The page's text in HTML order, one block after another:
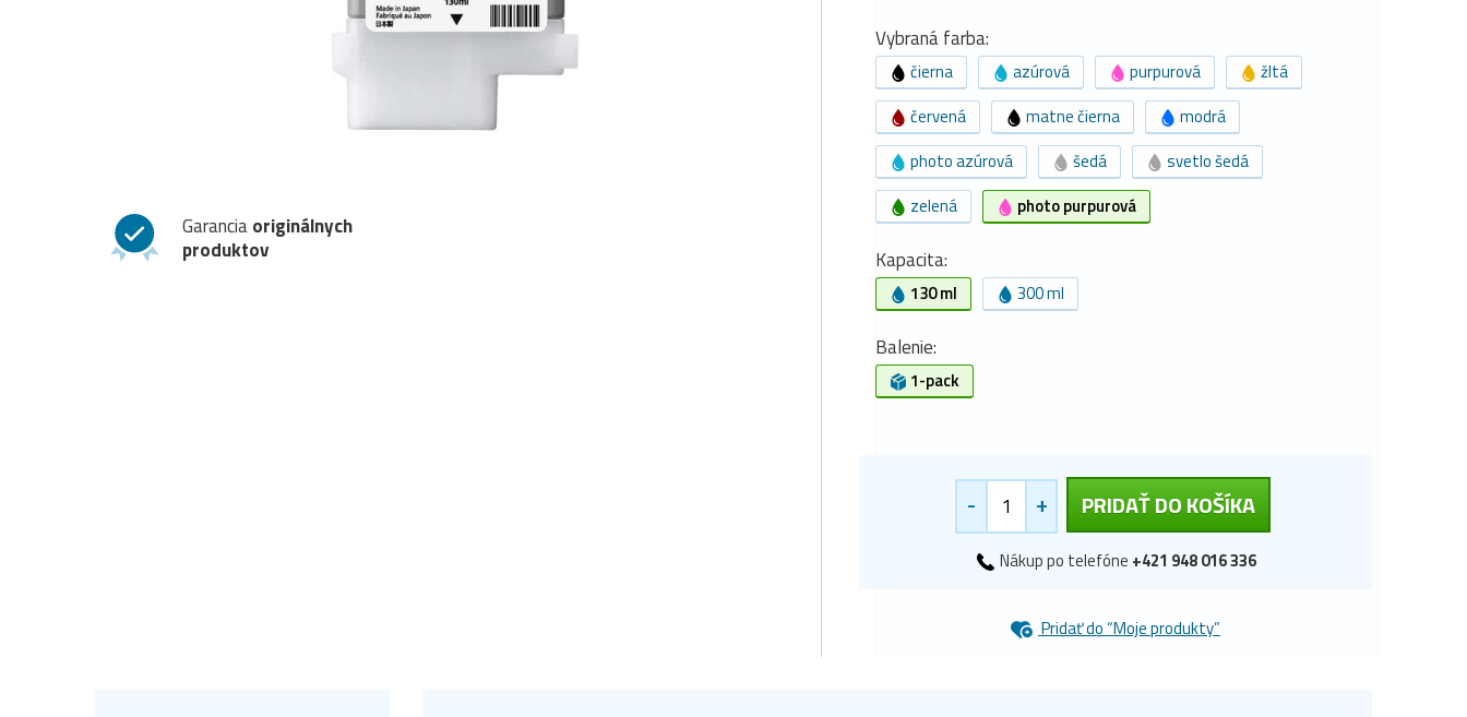
Garanciaoriginálnych
produktov
Vybraná farba:
čierna azúrová purpurová
žltá
červená
matne čierna
modrá
photo azúrová
šedá
svetlo šedá
zelená
photo purpurová
Kapacita:
130 ml 300 ml
Balenie:
1-pack
- + PRIDAŤ DO KOŠÍKA
Nákup po telefóne +421 948 016 336
Pridať do “Moje produkty”